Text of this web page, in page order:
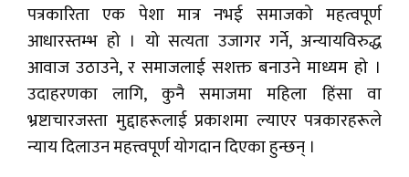
पत्रकारिता एक पेशा मात्र नभई समाजको महत्वपूर्ण
आधारस्तम्भ हो । यो सत्यता उजागर गर्ने, अन्यायविरुद्ध
आवाज उठाउने, र समाजलाई सशक्त बनाउने माध्यम हो ।
उदाहरणका लागि, कुनै समाजमा महिला हिंसा वा
भ्रष्टाचारजस्ता मुद्दाहरूलाई प्रकाशमा ल्याएर पत्रकारहरूले
न्याय दिलाउन महत्त्वपूर्ण योगदान दिएका हुन्छन् ।